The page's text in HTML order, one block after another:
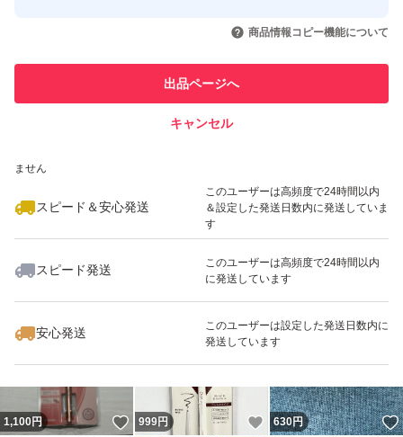
引を完了させた実績があります
での取引実績があります
ません
スピード＆安心発送
このユーザーは高頻度で24時間以内
＆設定した発送日数内に発送していま
す
スピード発送
このユーザーは高頻度で24時間以内
に発送しています
安心発送
このユーザーは設定した発送日数内に
発送しています
商品情報コピー機能について
出品ページへ
キャンセル
いいね！
2,110
1,100円 いいね！
999円 いいね！
630円